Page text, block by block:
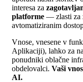
interesa za
platforme — zlasti za
avtomatiziranim
Vnose, vnesene v
Aplikaciji), lahko za
ponudniki oblačne
obdelovalci. Vaši
AI.